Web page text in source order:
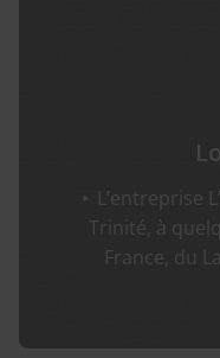
L’entreprise
Trinité, à
France, du